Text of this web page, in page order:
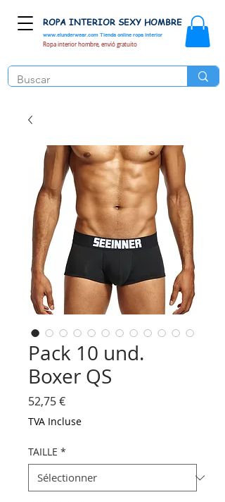
www.elunderwear.com Tienda online ropa interior
ROPA INTERIOR SEXY HOMBRE
Ropa interior hombre, envió gratuito
Pack 10 und.
Boxer QS
52,75 €Prix
TVA Incluse
TAILLE *